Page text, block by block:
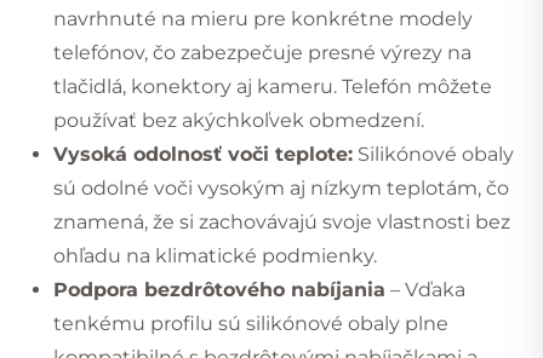
navrhnuté na mieru pre konkrétne modely
telefónov, čo zabezpečuje presné výrezy na
tlačidlá, konektory aj kameru. Telefón môžete
používať bez akýchkoľvek obmedzení.
Vysoká odolnosť voči teplote: Silikónové obaly
sú odolné voči vysokým aj nízkym teplotám, čo
znamená, že si zachovávajú svoje vlastnosti bez
ohľadu na klimatické podmienky.
Podpora bezdrôtového nabíjania – Vďaka
tenkému profilu sú silikónové obaly plne